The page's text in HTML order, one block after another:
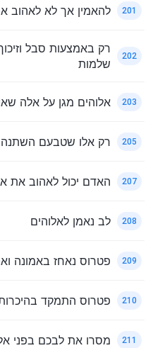
201 להאמין אך לא לאהוב
202
רק באמצעות סבל
שלמות
203 אלוהים מגן על אלה
205 רק אלו שטבעם השתנה
207 האדם יכול לאהוב את
208 לב נאמן לאלוהים
209 פטרוס נאחז באמונה
210 פטרוס התמקד
211 מסרו את לבכם בפני